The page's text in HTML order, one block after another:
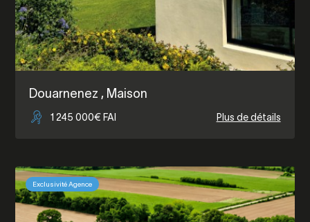
Douarnenez , Maison
1 245 000€ FAI Plus de détails
Exclusivité Agence